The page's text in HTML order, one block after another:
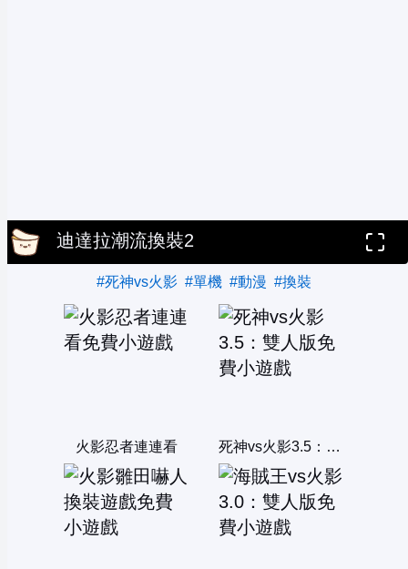
迪達拉潮流換裝2
#死神vs火影 #單機 #動漫 #換裝
火影忍者連連看 死神vs火影3.5：雙人版